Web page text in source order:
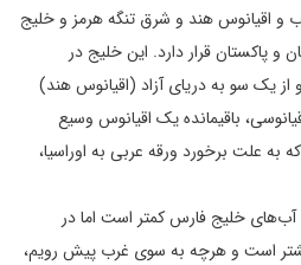
و اقیانوس هند و شرق تنگه هرمز و خلیج
و پاکستان قرار دارد. این خلیج در
یک سو به دریای آزاد (اقیانوس هند)
باقیمانده یک اقیانوس وسیع
علت برخورد ورقه عربی به اوراسیا،
خلیج فارس کمتر است اما در
است و هرچه به سوی غرب پیش رویم،